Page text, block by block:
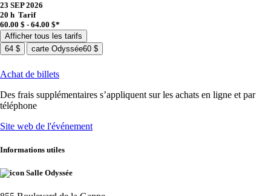
23 SEP 2026
20 h Tarif
60.00 $ - 64.00 $*
Afficher tous les tarifs
64 $
carte Odyssée60 $
Achat de billets
Des frais supplémentaires s’appliquent sur les achats en ligne et par
téléphone
Site web de l'événement
Informations utiles
Salle Odyssée